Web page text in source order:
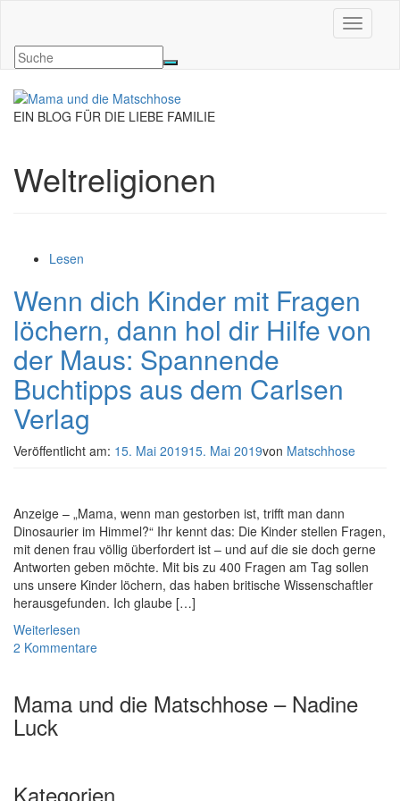
EIN BLOG FÜR DIE LIEBE FAMILIE
Weltreligionen
Lesen
Wenn dich Kinder mit Fragen
löchern, dann hol dir Hilfe von
der Maus: Spannende
Buchtipps aus dem Carlsen
Verlag
Veröffentlicht am: 15. Mai 201915. Mai 2019von Matschhose
Anzeige – „Mama, wenn man gestorben ist, trifft man dann
Dinosaurier im Himmel?“ Ihr kennt das: Die Kinder stellen Fragen,
mit denen frau völlig überfordert ist – und auf die sie doch gerne
Antworten geben möchte. Mit bis zu 400 Fragen am Tag sollen
uns unsere Kinder löchern, das haben britische Wissenschaftler
herausgefunden. Ich glaube […]
Weiterlesen
2 Kommentare
Mama und die Matschhose – Nadine
Luck
Kategorien